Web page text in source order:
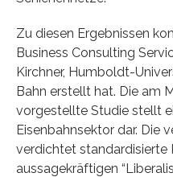
Zu diesen Ergebnissen
Business Consulting
Kirchner, Humboldt-
Bahn erstellt hat. Die am
vorgestellte Studie stellt
Eisenbahnsektor dar. Die
verdichtet standardisierte
aussagekräftigen